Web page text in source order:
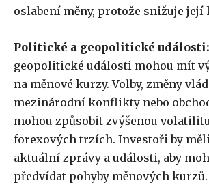
oslabení měny, protože snižuje
Politické a geopolitické události:
geopolitické události mohou mít
na měnové kurzy. Volby, změny
mezinárodní konflikty nebo
mohou způsobit zvýšenou
forexových trzích. Investoři by
aktuální zprávy a události, aby
předvídat pohyby měnových kurzů.